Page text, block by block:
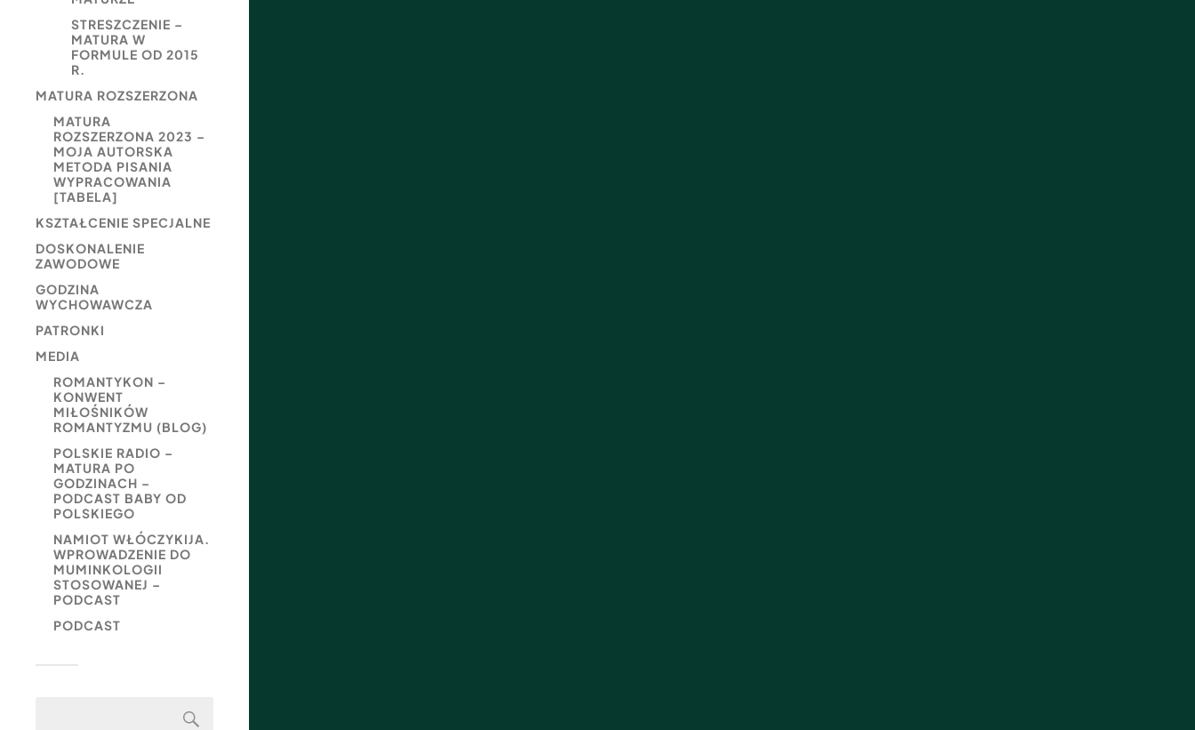
STRESZCZENIE –
MATURA W
FORMULE OD 2015
R.
MATURA ROZSZERZONA
MATURA
ROZSZERZONA 2023 –
MOJA AUTORSKA
METODA PISANIA
WYPRACOWANIA
[TABELA]
KSZTAŁCENIE SPECJALNE
DOSKONALENIE
ZAWODOWE
GODZINA
WYCHOWAWCZA
PATRONKI
MEDIA
ROMANTYKON –
KONWENT
MIŁOŚNIKÓW
ROMANTYZMU (BLOG)
POLSKIE RADIO –
MATURA PO
GODZINACH –
PODCAST BABY OD
POLSKIEGO
NAMIOT WŁÓCZYKIJA.
WPROWADZENIE DO
MUMINKOLOGII
STOSOWANEJ –
PODCAST
PODCAST